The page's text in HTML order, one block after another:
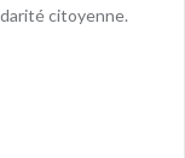
citoyenne.